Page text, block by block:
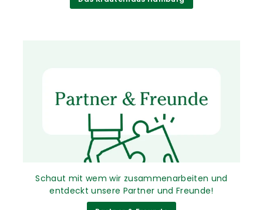
Schaut mit wem wir zusammenarbeiten und
entdeckt unsere Partner und Freunde!